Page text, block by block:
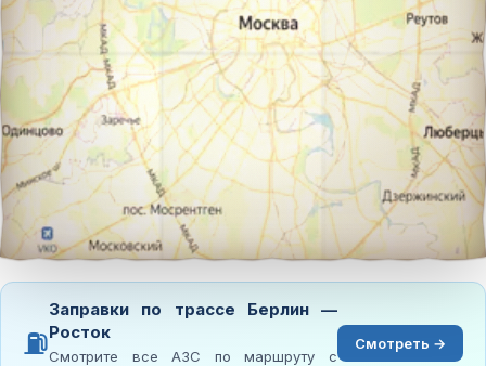
⛽
Заправки по трассе Берлин —
Росток
Смотрите все АЗС по маршруту с
Смотреть →